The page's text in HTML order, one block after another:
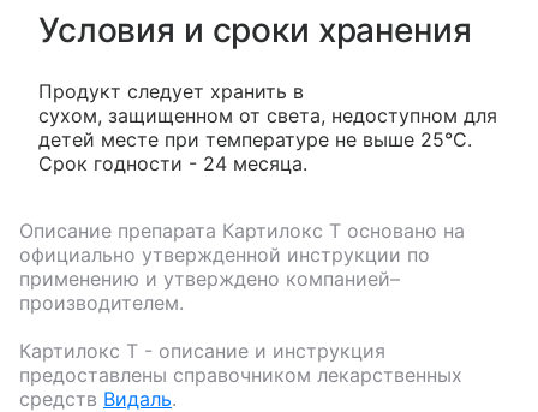
Условия и сроки хранения
Продукт следует хранить в
сухом, защищенном от света, недоступном для
детей месте при температуре не выше 25°C.
Срок годности - 24 месяца.
Описание препарата Картилокс T основано на
официально утвержденной инструкции по
применению и утверждено компанией–
производителем.
Картилокс T - описание и инструкция
предоставлены справочником лекарственных
средств Видаль.